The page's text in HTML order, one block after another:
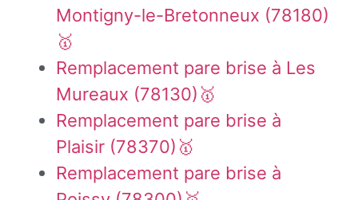
Montigny-le-Bretonneux (78180)
🥇
Remplacement pare brise à Les
Mureaux (78130)🥇
Remplacement pare brise à
Plaisir (78370)🥇
Remplacement pare brise à